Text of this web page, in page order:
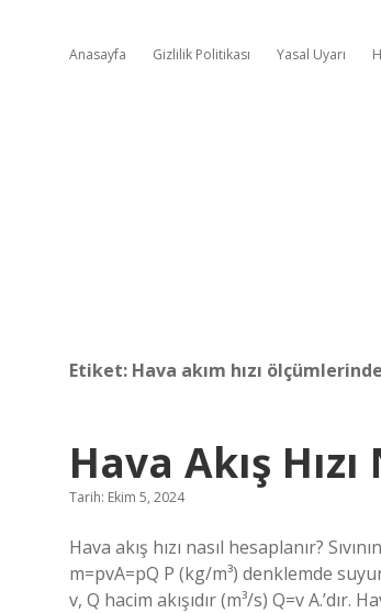
Anasayfa Gizlilik Politikası Yasal Uyarı
Etiket: Hava akım hızı
Hava Akış
Tarih: Ekim 5, 2024
Hava akış hızı nasıl hesaplanır?
m=pvA=pQ P (kg/m³) denklemde
v, Q hacim akışıdır (m³/s) Q=v A.’dır.